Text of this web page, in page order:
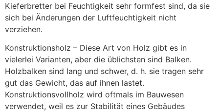
Kieferbretter bei Feuchtigkeit sehr formfest sind, da sie
sich bei Änderungen der Luftfeuchtigkeit nicht
verziehen.
Konstruktionsholz – Diese Art von Holz gibt es in
vielerlei Varianten, aber die üblichsten sind Balken.
Holzbalken sind lang und schwer, d. h. sie tragen sehr
gut das Gewicht, das auf ihnen lastet.
Konstruktionsvollholz wird oftmals im Bauwesen
verwendet, weil es zur Stabilität eines Gebäudes